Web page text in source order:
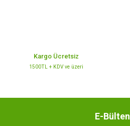
Kargo Ücretsiz
1500TL + KDV ve üzeri
E-Bülten